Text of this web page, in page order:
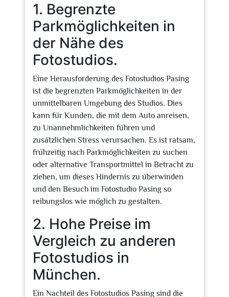
1. Begrenzte
Parkmöglichkeiten in
der Nähe des
Fotostudios.
Eine Herausforderung des Fotostudios Pasing
ist die begrenzten Parkmöglichkeiten in der
unmittelbaren Umgebung des Studios. Dies
kann für Kunden, die mit dem Auto anreisen,
zu Unannehmlichkeiten führen und
zusätzlichen Stress verursachen. Es ist ratsam,
frühzeitig nach Parkmöglichkeiten zu suchen
oder alternative Transportmittel in Betracht zu
ziehen, um dieses Hindernis zu überwinden
und den Besuch im Fotostudio Pasing so
reibungslos wie möglich zu gestalten.
2. Hohe Preise im
Vergleich zu anderen
Fotostudios in
München.
Ein Nachteil des Fotostudios Pasing sind die